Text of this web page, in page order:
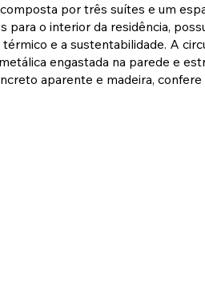
por três suítes e um
para o interior da residência,
e a sustentabilidade. A
engastada na parede e
aparente e madeira,